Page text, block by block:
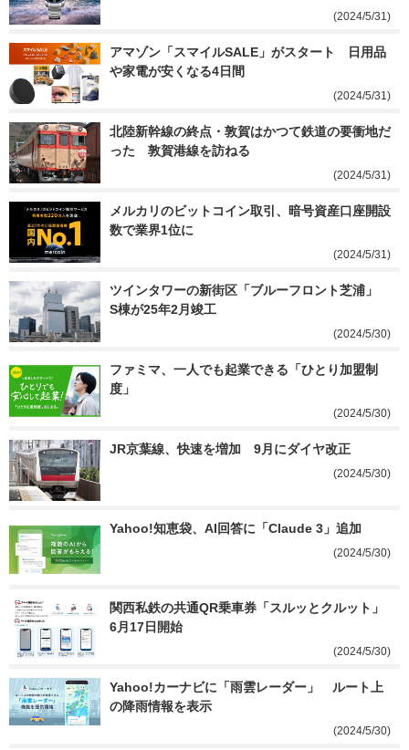
(2024/5/31)
アマゾン「スマイルSALE」がスタート　日用品
や家電が安くなる4日間
(2024/5/31)
北陸新幹線の終点・敦賀はかつて鉄道の要衝地だ
った　敦賀港線を訪ねる
(2024/5/31)
メルカリのビットコイン取引、暗号資産口座開設
数で業界1位に
(2024/5/31)
ツインタワーの新街区「ブルーフロント芝浦」
S棟が25年2月竣工
(2024/5/30)
ファミマ、一人でも起業できる「ひとり加盟制
度」
(2024/5/30)
JR京葉線、快速を増加　9月にダイヤ改正
(2024/5/30)
Yahoo!知恵袋、AI回答に「Claude 3」追加
(2024/5/30)
関西私鉄の共通QR乗車券「スルッとクルット」
6月17日開始
(2024/5/30)
Yahoo!カーナビに「雨雲レーダー」　ルート上
の降雨情報を表示
(2024/5/30)